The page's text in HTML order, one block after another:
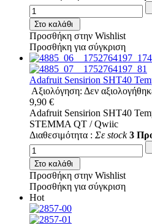
Στο καλάθι
Προσθήκη στην Wishlist
Προσθήκη για σύγκριση
Adafruit Sensirion SHT40
Αξιολόγηση: Δεν
9,90 €
Adafruit Sensirion SHT40
STEMMA QT / Qwiic
Διαθεσιμότητα : Σε stock 3
Στο καλάθι
Προσθήκη στην Wishlist
Προσθήκη για σύγκριση
Hot